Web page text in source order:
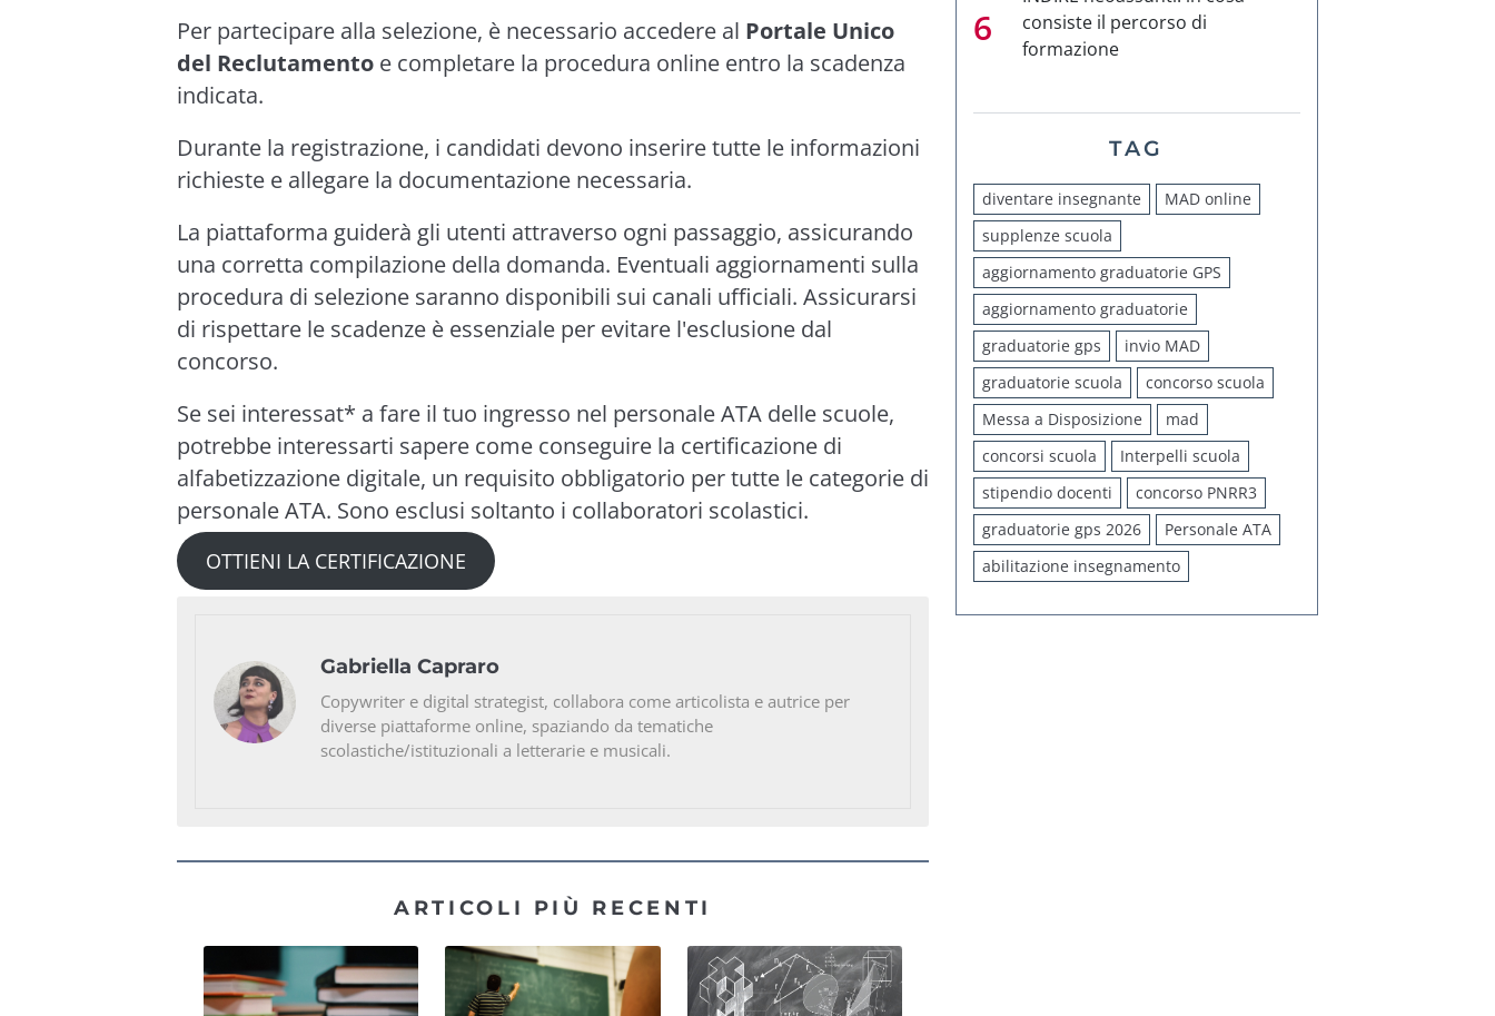
Per partecipare alla selezione, è necessario accedere al Portale Unico
del Reclutamento e completare la procedura online entro la scadenza
indicata.
Durante la registrazione, i candidati devono inserire tutte le informazioni
richieste e allegare la documentazione necessaria.
La piattaforma guiderà gli utenti attraverso ogni passaggio, assicurando
una corretta compilazione della domanda. Eventuali aggiornamenti sulla
procedura di selezione saranno disponibili sui canali ufficiali. Assicurarsi
di rispettare le scadenze è essenziale per evitare l'esclusione dal
concorso.
Se sei interessat* a fare il tuo ingresso nel personale ATA delle scuole,
potrebbe interessarti sapere come conseguire la certificazione di
alfabetizzazione digitale, un requisito obbligatorio per tutte le categorie di
personale ATA. Sono esclusi soltanto i collaboratori scolastici.
OTTIENI LA CERTIFICAZIONE
Gabriella Capraro
Copywriter e digital strategist, collabora come articolista e autrice per
diverse piattaforme online, spaziando da tematiche
scolastiche/istituzionali a letterarie e musicali.
ARTICOLI PIÙ RECENTI
consiste il percorso di
formazione
TAG
diventare insegnante
MAD online
supplenze scuola
aggiornamento graduatorie GPS
aggiornamento graduatorie
graduatorie gps
invio MAD
graduatorie scuola
concorso scuola
Messa a Disposizione
mad
concorsi scuola
Interpelli scuola
stipendio docenti
concorso PNRR3
graduatorie gps 2026
Personale ATA
abilitazione insegnamento